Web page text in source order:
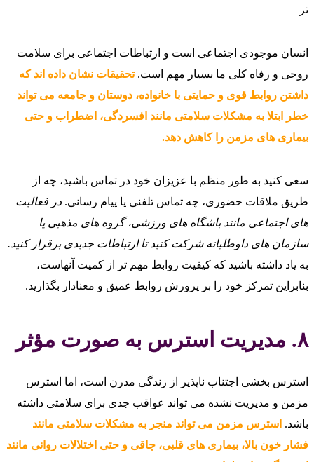
انسان موجودی اجتماعی است و ارتباطات اجتماعی برای سلامت
روحی و رفاه کلی ما بسیار مهم است.تحقیقات نشان داده‌ اند که
داشتن روابط قوی و حمایتی با خانواده، دوستان و جامعه می‌ تواند
خطر ابتلا به مشکلات سلامتی مانند افسردگی، اضطراب و حتی
بیماری‌ های مزمن را کاهش دهد.
سعی کنید به طور منظم با عزیزان خود در تماس باشید، چه از
طریق ملاقات حضوری، چه تماس تلفنی یا پیام‌ رسانی. در فعالیت‌
های اجتماعی مانند باشگاه‌ های ورزشی، گروه‌ های مذهبی یا
سازمان‌ های داوطلبانه شرکت کنید تا ارتباطات جدیدی برقرار کنید.
به یاد داشته باشید که کیفیت روابط مهم‌ تر از کمیت آنهاست،
بنابراین تمرکز خود را بر پرورش روابط عمیق و معنادار بگذارید.
۸. مدیریت استرس به صورت مؤثر
استرس بخشی اجتناب‌ ناپذیر از زندگی مدرن است، اما استرس
مزمن و مدیریت نشده می‌ تواند عواقب جدی برای سلامتی داشته
باشد. استرس مزمن می‌ تواند منجر به مشکلات سلامتی مانند
فشار خون بالا، بیماری‌ های قلبی، چاقی و حتی اختلالات روانی مانند